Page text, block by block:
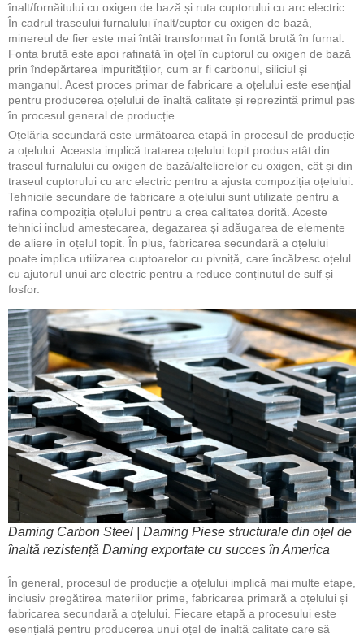
înalt/fornăitului cu oxigen de bază și ruta cuptorului cu arc electric.
În cadrul traseului furnalului înalt/cuptor cu oxigen de bază,
minereul de fier este mai întâi transformat în fontă brută în furnal.
Fonta brută este apoi rafinată în oțel în cuptorul cu oxigen de bază
prin îndepărtarea impurităților, cum ar fi carbonul, siliciul și
manganul. Acest proces primar de fabricare a oțelului este esențial
pentru producerea oțelului de înaltă calitate și reprezintă primul pas
în procesul general de producție.
Oțelăria secundară este următoarea etapă în procesul de producție
a oțelului. Aceasta implică tratarea oțelului topit produs atât din
traseul furnalului cu oxigen de bază/altelierelor cu oxigen, cât și din
traseul cuptorului cu arc electric pentru a ajusta compoziția oțelului.
Tehnicile secundare de fabricare a oțelului sunt utilizate pentru a
rafina compoziția oțelului pentru a crea calitatea dorită. Aceste
tehnici includ amestecarea, degazarea și adăugarea de elemente
de aliere în oțelul topit. În plus, fabricarea secundară a oțelului
poate implica utilizarea cuptoarelor cu pivniță, care încălzesc oțelul
cu ajutorul unui arc electric pentru a reduce conținutul de sulf și
fosfor.
Daming Carbon Steel | Daming Piese structurale din oțel de
înaltă rezistență Daming exportate cu succes în America
În general, procesul de producție a oțelului implică mai multe etape,
inclusiv pregătirea materiilor prime, fabricarea primară a oțelului și
fabricarea secundară a oțelului. Fiecare etapă a procesului este
esențială pentru producerea unui oțel de înaltă calitate care să